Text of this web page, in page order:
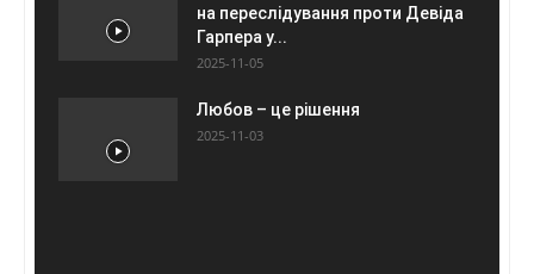
на переслідування проти Девіда
Гарпера у...
2025-11-05
Любов – це рішення
2025-11-03